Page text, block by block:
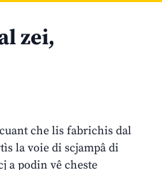
zei,
che lis fabrichis dal
la voie di scjampâ di
a podin vê cheste